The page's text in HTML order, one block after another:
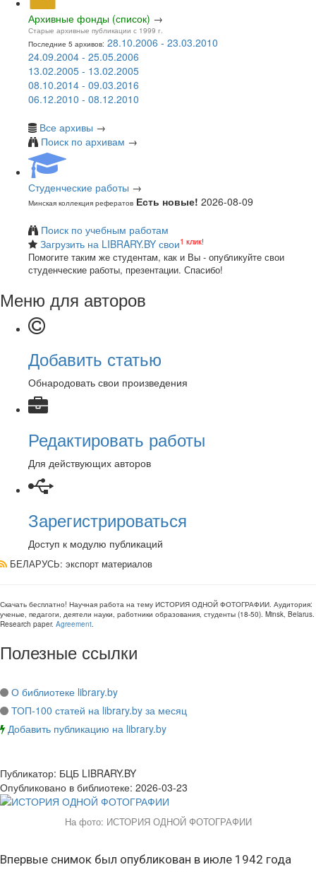
Архивные фонды (список) →
Старые архивные публикации с 1999 г.
Последние 5 архивов: 28.10.2006 - 23.03.2010
24.09.2004 - 25.05.2006
13.02.2005 - 13.02.2005
08.10.2014 - 09.03.2016
06.12.2010 - 08.12.2010
Все архивы →
Поиск по архивам →
Студенческие работы →
Минская коллекция рефератов Есть новые! 2026-08-09
Поиск по учебным работам
Загрузить на LIBRARY.BY свои1 клик!
Помогите таким же студентам, как и Вы - опубликуйте свои
студенческие работы, презентации. Спасибо!
Меню для авторов
Добавить статью
Обнародовать свои произведения
Редактировать работы
Для действующих авторов
Зарегистрироваться
Доступ к модулю публикаций
БЕЛАРУСЬ: экспорт материалов
Скачать бесплатно! Научная работа на тему ИСТОРИЯ ОДНОЙ ФОТОГРАФИИ. Аудитория:
ученые, педагоги, деятели науки, работники образования, студенты (18-50). Minsk, Belarus.
Research paper. Agreement.
Полезные ссылки
О библиотеке library.by
ТОП-100 статей на library.by за месяц
Добавить публикацию на library.by
Публикатор: БЦБ LIBRARY.BY
Опубликовано в библиотеке: 2026-03-23
На фото: ИСТОРИЯ ОДНОЙ ФОТОГРАФИИ
Впервые снимок был опубликован в июле 1942 года